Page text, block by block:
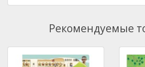
Рекомендуемые